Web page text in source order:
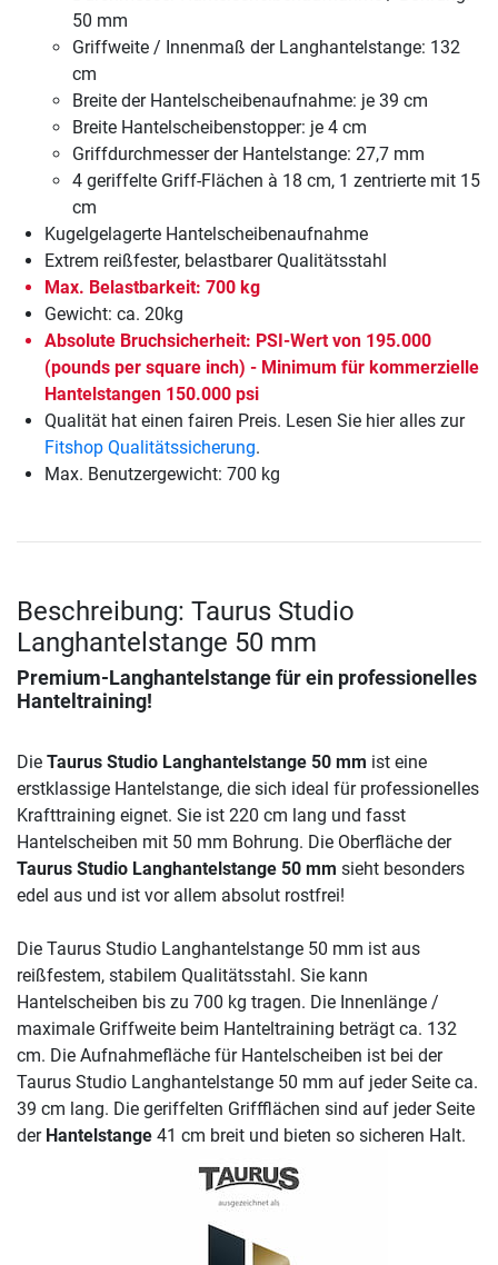
50 mm
Griffweite / Innenmaß der Langhantelstange: 132
cm
Breite der Hantelscheibenaufnahme: je 39 cm
Breite Hantelscheibenstopper: je 4 cm
Griffdurchmesser der Hantelstange: 27,7 mm
4 geriffelte Griff-Flächen à 18 cm, 1 zentrierte mit 15
cm
Kugelgelagerte Hantelscheibenaufnahme
Extrem reißfester, belastbarer Qualitätsstahl
Max. Belastbarkeit: 700 kg
Gewicht: ca. 20kg
Absolute Bruchsicherheit: PSI-Wert von 195.000
(pounds per square inch) - Minimum für kommerzielle
Hantelstangen 150.000 psi
Qualität hat einen fairen Preis. Lesen Sie hier alles zur
Fitshop Qualitätssicherung.
Max. Benutzergewicht: 700 kg
Beschreibung: Taurus Studio
Langhantelstange 50 mm
Premium-Langhantelstange für ein professionelles
Hanteltraining!
Die Taurus Studio Langhantelstange 50 mm ist eine
erstklassige Hantelstange, die sich ideal für professionelles
Krafttraining eignet. Sie ist 220 cm lang und fasst
Hantelscheiben mit 50 mm Bohrung. Die Oberfläche der
Taurus Studio Langhantelstange 50 mm sieht besonders
edel aus und ist vor allem absolut rostfrei!
Die Taurus Studio Langhantelstange 50 mm ist aus
reißfestem, stabilem Qualitätsstahl. Sie kann
Hantelscheiben bis zu 700 kg tragen. Die Innenlänge /
maximale Griffweite beim Hanteltraining beträgt ca. 132
cm. Die Aufnahmefläche für Hantelscheiben ist bei der
Taurus Studio Langhantelstange 50 mm auf jeder Seite ca.
39 cm lang. Die geriffelten Griffflächen sind auf jeder Seite
der Hantelstange 41 cm breit und bieten so sicheren Halt.